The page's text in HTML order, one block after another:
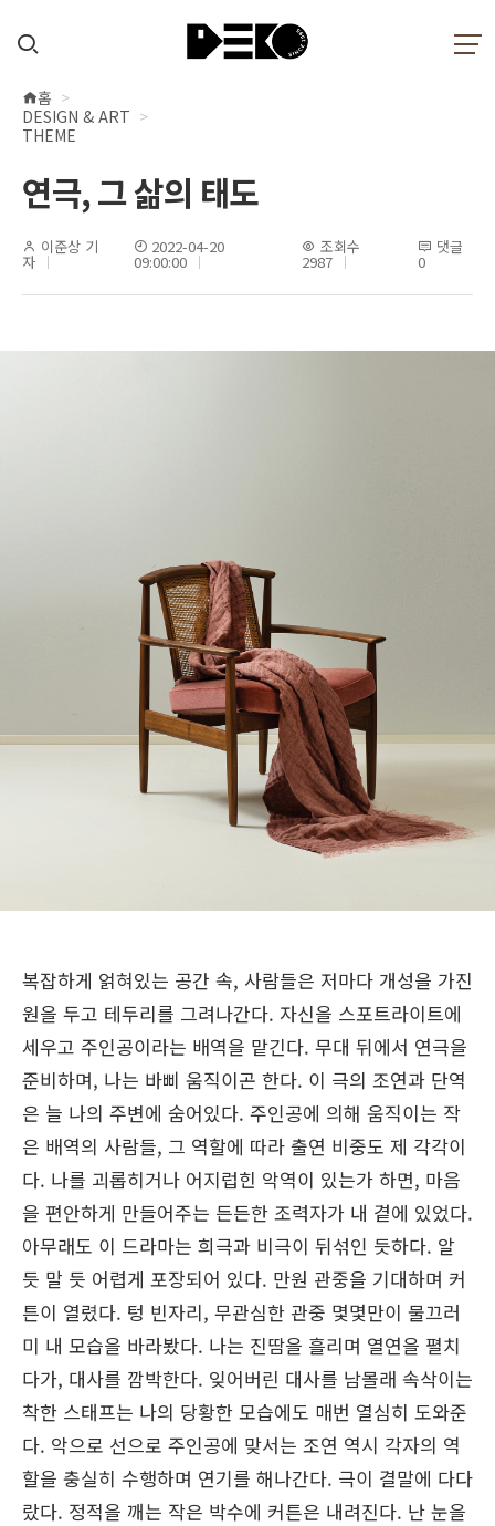
현
재
치
홈
DESIGN & ART
THEME
연극, 그 삶의 태도
이준상 기
자
2022-04-20
09:00:00
조회수
2987
댓글
0
복잡하게 얽혀있는 공간 속, 사람들은 저마다 개성을 가진
원을 두고 테두리를 그려나간다. 자신을 스포트라이트에
세우고 주인공이라는 배역을 맡긴다. 무대 뒤에서 연극을
준비하며, 나는 바삐 움직이곤 한다. 이 극의 조연과 단역
은 늘 나의 주변에 숨어있다. 주인공에 의해 움직이는 작
은 배역의 사람들, 그 역할에 따라 출연 비중도 제 각각이
다. 나를 괴롭히거나 어지럽힌 악역이 있는가 하면, 마음
을 편안하게 만들어주는 든든한 조력자가 내 곁에 있었다.
아무래도 이 드라마는 희극과 비극이 뒤섞인 듯하다. 알
듯 말 듯 어렵게 포장되어 있다. 만원 관중을 기대하며 커
튼이 열렸다. 텅 빈자리, 무관심한 관중 몇몇만이 물끄러
미 내 모습을 바라봤다. 나는 진땀을 흘리며 열연을 펼치
다가, 대사를 깜박한다. 잊어버린 대사를 남몰래 속삭이는
착한 스태프는 나의 당황한 모습에도 매번 열심히 도와준
다. 악으로 선으로 주인공에 맞서는 조연 역시 각자의 역
할을 충실히 수행하며 연기를 해나간다. 극이 결말에 다다
랐다. 정적을 깨는 작은 박수에 커튼은 내려진다. 난 눈을